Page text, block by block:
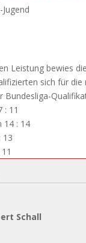
Leistung bewies
sich für die
Bundesliga-
: 11
14 : 14
13
Schall